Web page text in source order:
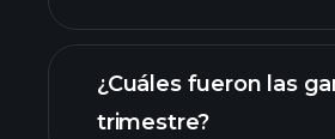
Calendario de
¿Cuáles fueron las
trimestre?